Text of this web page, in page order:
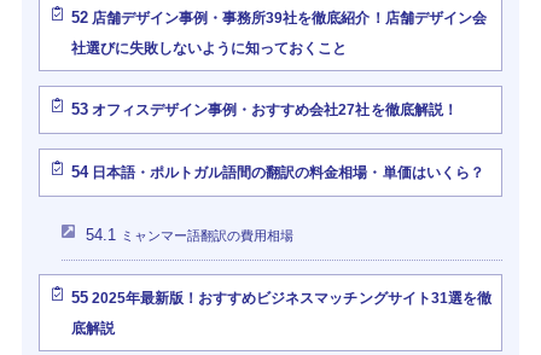
52店舗デザイン事例・事務所39社を徹底紹介！店舗デザイン会
社選びに失敗しないように知っておくこと
53オフィスデザイン事例・おすすめ会社27社を徹底解説！
54日本語・ポルトガル語間の翻訳の料金相場・単価はいくら？
54.1 ミャンマー語翻訳の費用相場
552025年最新版！おすすめビジネスマッチングサイト31選を徹
底解説